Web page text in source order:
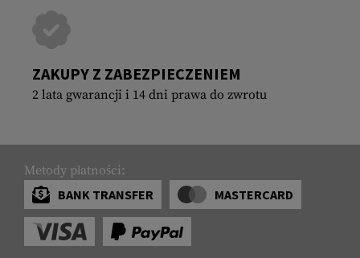
ZAKUPY Z ZABEZPIECZENIEM
2 lata gwarancji i 14 dni prawa do zwrotu
Metody płatności:
BANK TRANSFER
MASTERCARD